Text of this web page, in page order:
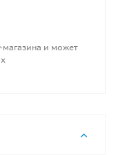
магазина и может